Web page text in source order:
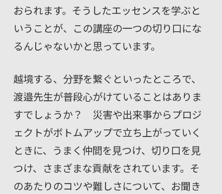
おられます。そうしたエッセンスを学ぶと
いうことが、この講座の一つの切り口にな
るんじゃないかと思っています。
越境する、分野を繋ぐといったところで、
渡邉先生が普段心がけていることはありま
すでしょうか？ 災害や出来事からプロジ
ェクトがボトムアップで立ち上がっていく
ときに、うまく仲間を見つけ、切り口を見
つけ、さまざまな貢献をされています。そ
のあたりのコツや難しさについて、お聞き